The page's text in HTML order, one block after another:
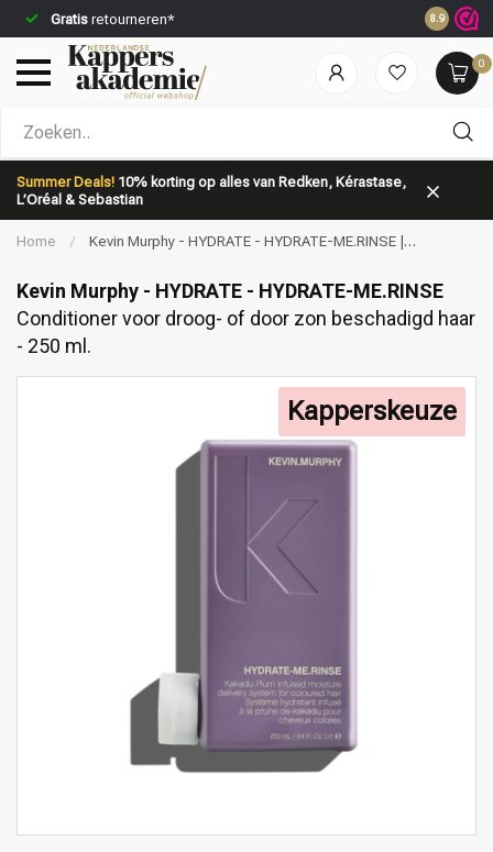
Gratis retourneren* Voor
8.9
0
Summer Deals! 10% korting op alles van Redken, Kérastase,
L’Oréal & Sebastian
Welke categorie ben jij naar op zoek?
Merken
Home /
Kevin Murphy - HYDRATE - HYDRATE-ME.RINSE |
Kevin Murphy - HYDRATE - HYDRATE-ME.RINSE
Conditioner voor droog- of door zon beschadigd haar
- 250 ml.
Kapperskeuze